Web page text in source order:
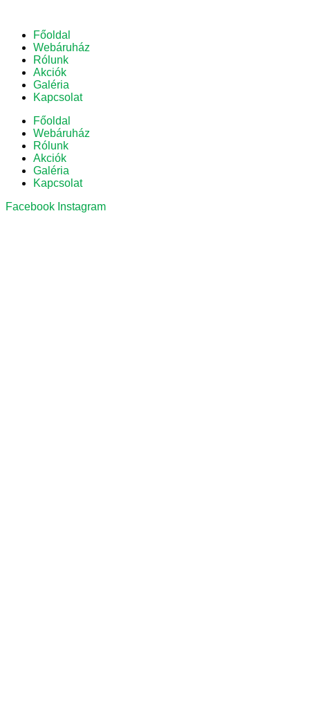
Főoldal
Webáruház
Rólunk
Akciók
Galéria
Kapcsolat
Főoldal
Webáruház
Rólunk
Akciók
Galéria
Kapcsolat
Facebook Instagram